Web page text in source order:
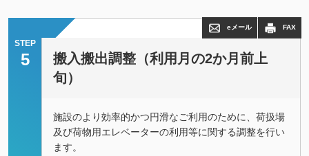
STEP
5
eメール FAX
搬入搬出調整（利用月の2か月前上
旬）
施設のより効率的かつ円滑なご利用のために、荷扱場
及び荷物用エレベーターの利用等に関する調整を行い
ます。